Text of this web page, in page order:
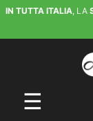
IN TUTTA ITALIA, LA
☰